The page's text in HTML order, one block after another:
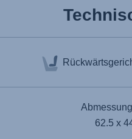
62.5 x